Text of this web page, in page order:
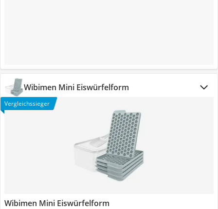
Wibimen Mini Eiswürfelform
Vergleichssieger
Wibimen Mini Eiswürfelform